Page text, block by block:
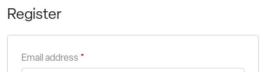
Register
Email address *